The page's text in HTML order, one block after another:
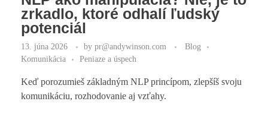
zrkadlo, ktoré odhalí ľudský
potenciál
13. júna 2026 by pr@andywinson.com
Blog
Komunikácia
Peniaze a úspech
Keď porozumieš základným NLP princípom, zlepšíš svoju
komunikáciu, rozhodovanie aj vzťahy.